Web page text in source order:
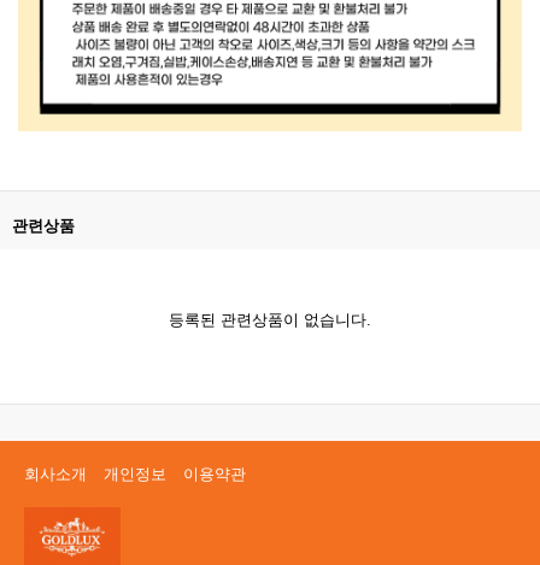
관련상품
등록된 관련상품이 없습니다.
회사소개 개인정보 이용약관